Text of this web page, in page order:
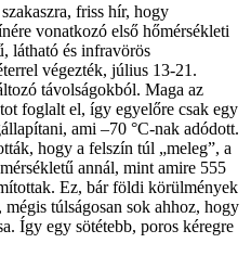
friss hír, hogy
vonatkozó első hőmérsékleti
látható és infravörös
végezték, július 13-21.
távolságokból. Maga az
foglalt el, így egyelőre csak egy
ami –70 °C-nak adódott.
hogy a felszín túl „meleg”, a
annál, mint amire 555
Ez, bár földi körülmények
túlságosan sok ahhoz, hogy
Így egy sötétebb, poros kéregre